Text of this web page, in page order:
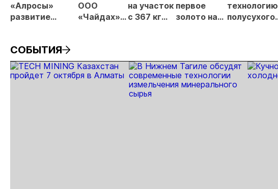
«Алросы»
развитие
энергетических
проектов в
Якутии
ООО
«Чайдах»
добычу
золота в
на участок
с 367 кг
почти в 50
раз
первое
золото на
технологию
полусухого
СОБЫТИЯ